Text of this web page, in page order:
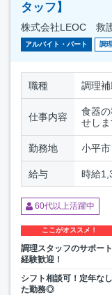
タッフ】
株式会社LEOC 救
アルバイト・パート 調
職種 調理
仕事内容
食器
せしま
勤務地 小平市
給与 時給
60代以上活躍中
ここがオススメ！
調理スタッフのサポー
経験歓迎！
シフト相談可！定年な
た勤務◎